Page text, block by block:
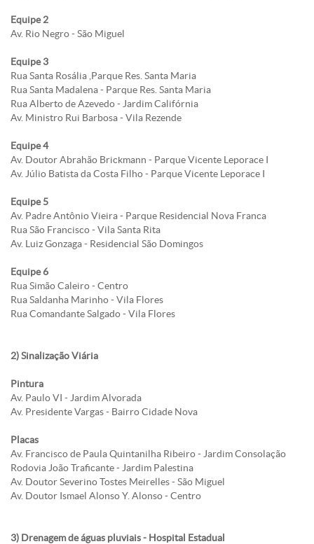
Equipe 2
Av. Rio Negro - São Miguel
Equipe 3
Rua Santa Rosália ,Parque Res. Santa Maria
Rua Santa Madalena - Parque Res. Santa Maria
Rua Alberto de Azevedo - Jardim Califórnia
Av. Ministro Rui Barbosa - Vila Rezende
Equipe 4
Av. Doutor Abrahão Brickmann - Parque Vicente Leporace I
Av. Júlio Batista da Costa Filho - Parque Vicente Leporace I
Equipe 5
Av. Padre Antônio Vieira - Parque Residencial Nova Franca
Rua São Francisco - Vila Santa Rita
Av. Luiz Gonzaga - Residencial São Domingos
Equipe 6
Rua Simão Caleiro - Centro
Rua Saldanha Marinho - Vila Flores
Rua Comandante Salgado - Vila Flores
2) Sinalização Viária
Pintura
Av. Paulo VI - Jardim Alvorada
Av. Presidente Vargas - Bairro Cidade Nova
Placas
Av. Francisco de Paula Quintanilha Ribeiro - Jardim Consolação
Rodovia João Traficante - Jardim Palestina
Av. Doutor Severino Tostes Meirelles - São Miguel
Av. Doutor Ismael Alonso Y. Alonso - Centro
3) Drenagem de águas pluviais - Hospital Estadual